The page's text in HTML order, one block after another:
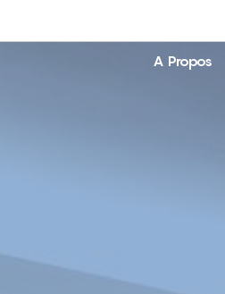
A Propos